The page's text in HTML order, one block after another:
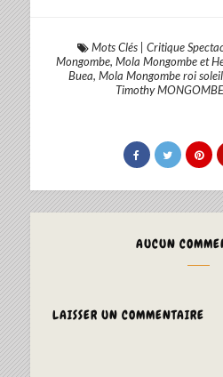
Mots Clés |Critique
Mongombe, Mola Mongombe et
Buea, Mola Mongombe roi soleil
Timothy
AUCUN
LAISSER UN COMMENTAIRE